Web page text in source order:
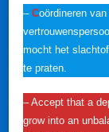
– Coördineren
mocht het
te praten.
– Accept that a
grow into an